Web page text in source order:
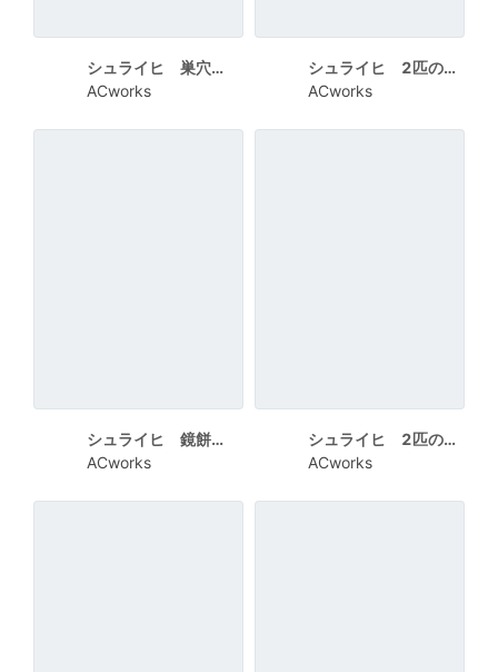
シュライヒ 巣穴の3匹のうさぎ 2023
ACworks
シュライヒ 2匹のうさぎ 吹き出しでHAPPY NEW YEAR
ACworks
シュライヒ 鏡餅とうさぎ ポップなHAPPY NEW YEAR
ACworks
シュライヒ 2匹のうさぎ ダイヤ型の枠
ACworks